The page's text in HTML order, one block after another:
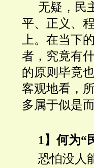
无疑，民
平、正义、
上。在当下
者，究竟有
的原则毕竟
客观地看，
多属于似是
1】何为“
恐怕没人